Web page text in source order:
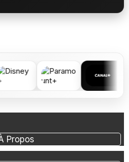
Propos